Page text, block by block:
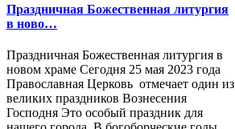
Праздничная Божественная литургия
в ново…
Праздничная Божественная литургия в
новом храме Сегодня 25 мая 2023 года
Православная Церковь отмечает один из
великих праздников Вознесения
Господня Это особый праздник для